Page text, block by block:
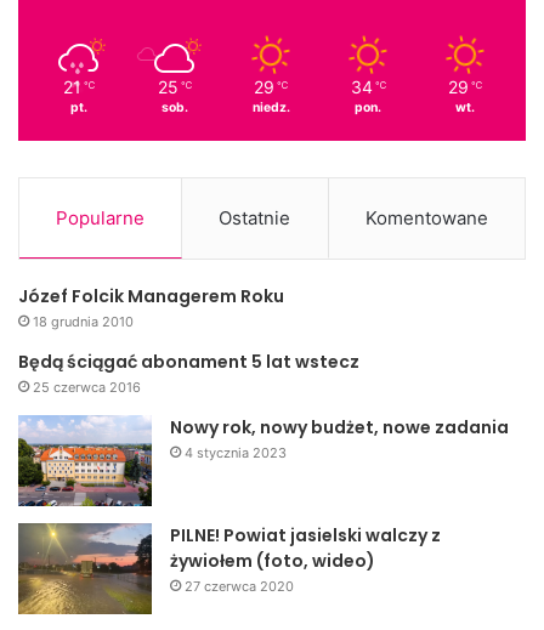
ludowym; na pamiątkę udanej zabawy zostawiły wspaniałe
wystawy swoich rysunków na chodnikach i rozwieszone
pomiędzy drzewami malunki na kartkach.
21 ℃
pt.
25 ℃
sob.
29 ℃
niedz.
34 ℃
pon.
29 ℃
wt.
Popularne Ostatnie Komentowane
Józef Folcik Managerem Roku
18 grudnia 2010
Będą ściągać abonament 5 lat wstecz
25 czerwca 2016
Nowy rok, nowy budżet, nowe zadania
4 stycznia 2023
PILNE! Powiat jasielski walczy z
żywiołem (foto, wideo)
27 czerwca 2020